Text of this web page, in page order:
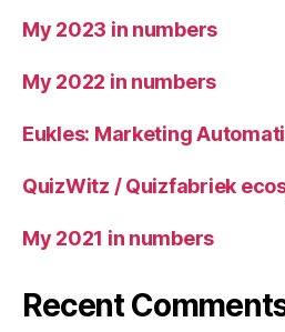
My 2023 in numbers
My 2022 in numbers
Eukles: Marketing
QuizWitz / Quizfabriek
My 2021 in numbers
Recent